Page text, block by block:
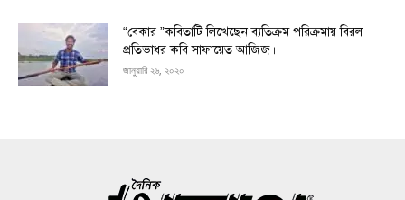
“বেকার ”কবিতাটি লিখেছেন ব্যতিক্রম পরিক্রমায় বিরল
প্রতিভাধর কবি সাফায়েত আজিজ।
জানুয়ারি ২৬, ২০২০